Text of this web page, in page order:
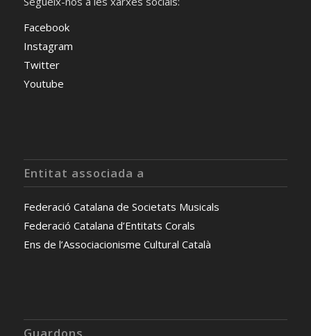
Facebook
Instagram
Twitter
Youtube
Entitat associada a
Federació Catalana de Societats Musicals
Federació Catalana d’Entitats Corals
Ens de l’Associacionisme Cultural Català
Guardons